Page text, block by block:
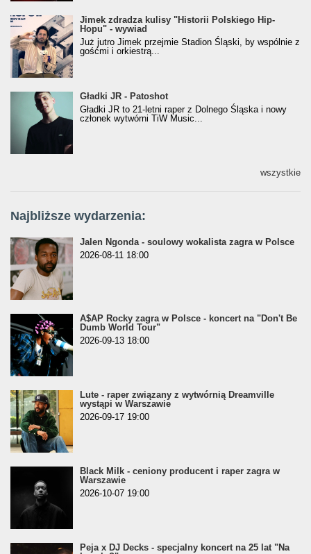
Jimek zdradza kulisy "Historii Polskiego Hip-
Hopu" - wywiad
Jimek zdradza kulisy "Historii Polskiego Hip-
Hopu" - wywiad
Już jutro Jimek przejmie Stadion Śląski, by wspólnie z
gośćmi i orkiestrą...
Gładki JR - Patoshot
Gładki JR - Patoshot
Gładki JR to 21-letni raper z Dolnego Śląska i nowy
członek wytwórni TiW Music...
wszystkie
Najbliższe wydarzenia:
Jalen Ngonda - soulowy wokalista zagra w Polsce
2026-08-11 18:00
A$AP Rocky zagra w Polsce - koncert na "Don't Be
Dumb World Tour"
2026-09-13 18:00
Lute - raper związany z wytwórnią Dreamville
wystąpi w Warszawie
2026-09-17 19:00
Black Milk - ceniony producent i raper zagra w
Warszawie
2026-10-07 19:00
Peja x DJ Decks - specjalny koncert na 25 lat "Na